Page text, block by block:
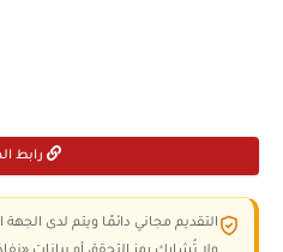
رابط
التقديم مجاني دائمًا ويتم لدى